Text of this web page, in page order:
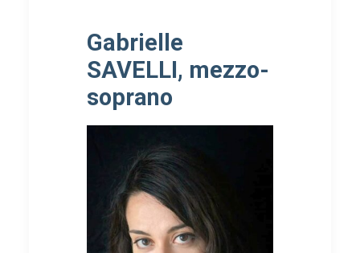
Gabrielle
SAVELLI, mezzo-
soprano